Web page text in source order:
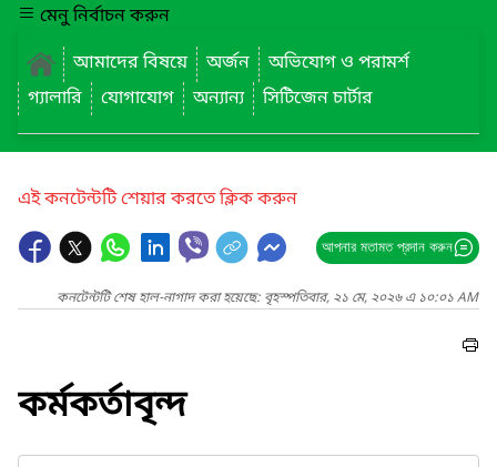
মেনু নির্বাচন করুন
আমাদের বিষয়ে
অর্জন
অভিযোগ ও পরামর্শ
গ্যালারি
যোগাযোগ অন্যান্য সিটিজেন চার্টার
এই কনটেন্টটি শেয়ার করতে ক্লিক করুন
আপনার মতামত প্রদান করুন
কনটেন্টটি শেষ হাল-নাগাদ করা হয়েছে: বৃহস্পতিবার, ২১ মে, ২০২৬ এ ১০:০১ AM
কর্মকর্তাবৃন্দ